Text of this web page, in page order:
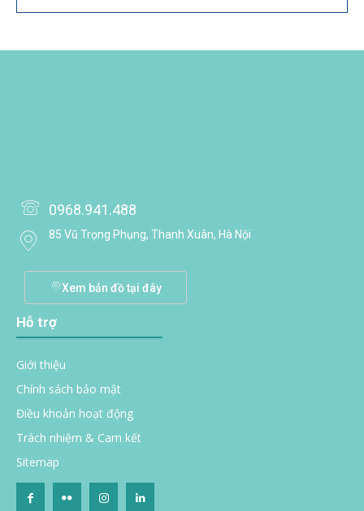
0968.941.488
85 Vũ Trọng Phụng, Thanh Xuân, Hà Nội
Xem bản đồ tại đây
Hỗ trợ
Giới thiệu
Chính sách bảo mật
Điều khoản hoạt động
Trách nhiệm & Cam kết
Sitemap